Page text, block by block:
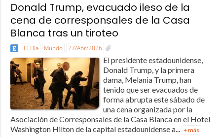
Donald Trump, evacuado ileso de la
cena de corresponsales de la Casa
Blanca tras un tiroteo
El Día Mundo 27/Abr/2026
El presidente estadounidense,
Donald Trump, y la primera
dama, Melania Trump, han
tenido que ser evacuados de
forma abrupta este sábado de
una cena organizada por la
Asociación de Corresponsales de la Casa Blanca en el Hotel
Washington Hilton de la capital estadounidense a... + más